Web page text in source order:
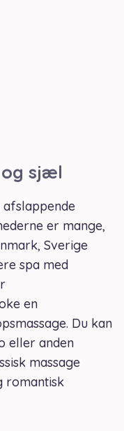
sjæl
er mange,
Sverige
spa med
en
Du kan
eller anden
massage
romantisk